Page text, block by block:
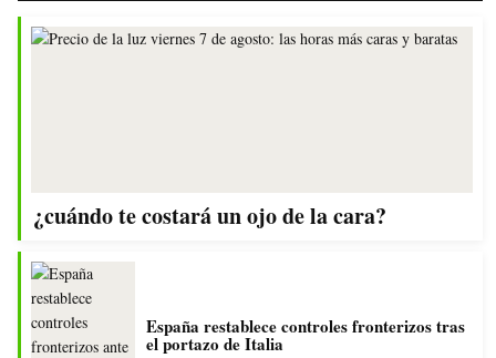
¿cuándo te costará un ojo de la cara?
España restablece controles fronterizos tras
el portazo de Italia